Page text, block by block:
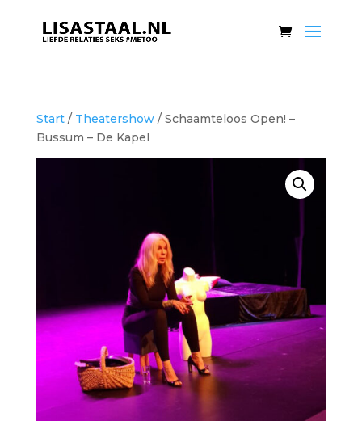
Start/ Theatershow/ Schaamteloos Open! –
Bussum – De Kapel